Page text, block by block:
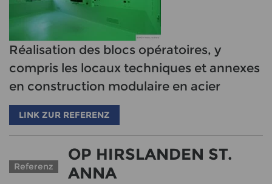
Réalisation des blocs opératoires, y
compris les locaux techniques et annexes
en construction modulaire en acier
LINK ZUR REFERENZ
Referenz
OP HIRSLANDEN ST.
ANNA